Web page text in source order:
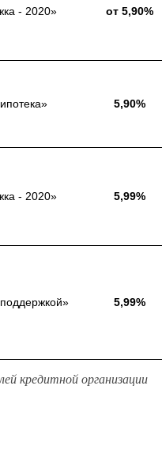
- 2020» от 5,90%
5,90%
- 2020» 5,99%
5,99%
кредитной организации